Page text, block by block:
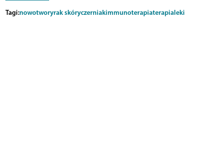
Tagi:nowotworyrak skóryczerniakimmunoterapiaterapialeki